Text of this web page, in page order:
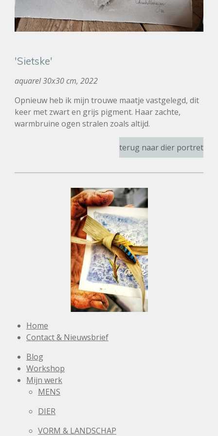
'Sietske'
aquarel 30x30 cm, 2022
Opnieuw heb ik mijn trouwe maatje vastgelegd, dit
keer met zwart en grijs pigment. Haar zachte,
warmbruine ogen stralen zoals altijd.
terug naar dier portret
Home
Contact & Nieuwsbrief
Blog
Workshop
Mijn werk
MENS
DIER
VORM & LANDSCHAP